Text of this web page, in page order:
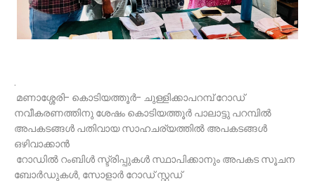
.
മണാശ്ശേരി- കൊടിയത്തൂർ- ചുള്ളിക്കാപറമ്പ് റോഡ്
നവീകരണത്തിനു ശേഷം കൊടിയത്തൂർ പാലാട്ടു പറമ്പിൽ
അപകടങ്ങൾ പതിവായ സാഹചര്യത്തിൽ അപകടങ്ങൾ
ഒഴിവാക്കാൻ
റോഡിൽ റംബിൾ സ്ട്രിപ്പുകൾ സ്ഥാപിക്കാനും അപകട സൂചന
ബോർഡുകൾ, സോളാർ റോഡ് സ്റ്റഡ്